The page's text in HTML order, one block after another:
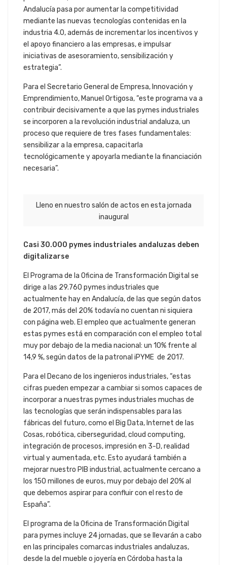
Andalucía pasa por aumentar la competitividad
mediante las nuevas tecnologías contenidas en la
industria 4.0, además de incrementar los incentivos y
el apoyo financiero a las empresas, e impulsar
iniciativas de asesoramiento, sensibilización y
estrategia”.
Para el Secretario General de Empresa, Innovación y
Emprendimiento, Manuel Ortigosa, “este programa va a
contribuir decisivamente a que las pymes industriales
se incorporen a la revolución industrial andaluza, un
proceso que requiere de tres fases fundamentales:
sensibilizar a la empresa, capacitarla
tecnológicamente y apoyarla mediante la financiación
necesaria”.
Lleno en nuestro salón de actos en esta jornada
inaugural
Casi 30.000 pymes industriales andaluzas deben
digitalizarse
El Programa de la Oficina de Transformación Digital se
dirige a las 29.760 pymes industriales que
actualmente hay en Andalucía, de las que según datos
de 2017, más del 20% todavía no cuentan ni siquiera
con página web. El empleo que actualmente generan
estas pymes está en comparación con el empleo total
muy por debajo de la media nacional: un 10% frente al
14,9 %, según datos de la patronal iPYME de 2017.
Para el Decano de los ingenieros industriales, “estas
cifras pueden empezar a cambiar si somos capaces de
incorporar a nuestras pymes industriales muchas de
las tecnologías que serán indispensables para las
fábricas del futuro, como el Big Data, Internet de las
Cosas, robótica, ciberseguridad, cloud computing,
integración de procesos, impresión en 3-D, realidad
virtual y aumentada, etc. Esto ayudará también a
mejorar nuestro PIB industrial, actualmente cercano a
los 150 millones de euros, muy por debajo del 20% al
que debemos aspirar para confluir con el resto de
España”.
El programa de la Oficina de Transformación Digital
para pymes incluye 24 jornadas, que se llevarán a cabo
en las principales comarcas industriales andaluzas,
desde la del mueble o joyería en Córdoba hasta la